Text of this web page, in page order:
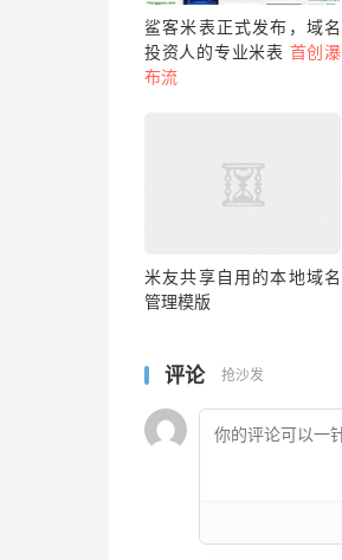
鲨客米表正式发布，域名
投资人的专业米表 首创瀑
布流
米友共享自用的本地域名
管理模版
评论 抢沙发